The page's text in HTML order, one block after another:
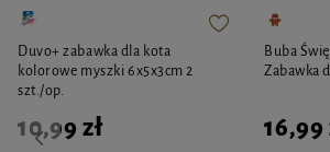
Duvo+ zabawka dla kota
kolorowe myszki 6x5x3cm 2
szt./op.
10,99 zł
Buba
Zabawka
16,99